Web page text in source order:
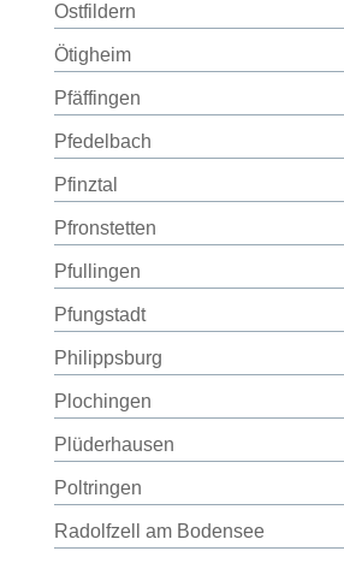
Ostfildern
Ötigheim
Pfäffingen
Pfedelbach
Pfinztal
Pfronstetten
Pfullingen
Pfungstadt
Philippsburg
Plochingen
Plüderhausen
Poltringen
Radolfzell am Bodensee